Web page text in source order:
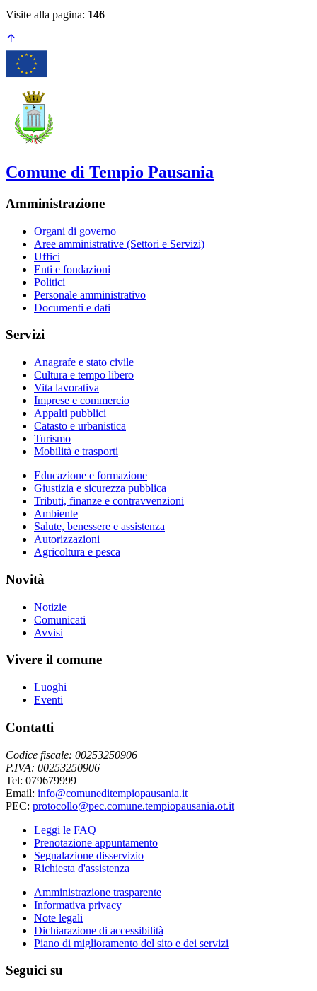
Visite alla pagina: 146
Comune di Tempio Pausania
Amministrazione
Organi di governo
Aree amministrative (Settori e Servizi)
Uffici
Enti e fondazioni
Politici
Personale amministrativo
Documenti e dati
Servizi
Anagrafe e stato civile
Cultura e tempo libero
Vita lavorativa
Imprese e commercio
Appalti pubblici
Catasto e urbanistica
Turismo
Mobilità e trasporti
Educazione e formazione
Giustizia e sicurezza pubblica
Tributi, finanze e contravvenzioni
Ambiente
Salute, benessere e assistenza
Autorizzazioni
Agricoltura e pesca
Novità
Notizie
Comunicati
Avvisi
Vivere il comune
Luoghi
Eventi
Contatti
Codice fiscale: 00253250906
P.IVA: 00253250906
Tel: 079679999
Email: info@comuneditempiopausania.it
PEC: protocollo@pec.comune.tempiopausania.ot.it
Leggi le FAQ
Prenotazione appuntamento
Segnalazione disservizio
Richiesta d'assistenza
Amministrazione trasparente
Informativa privacy
Note legali
Dichiarazione di accessibilità
Piano di miglioramento del sito e dei servizi
Seguici su